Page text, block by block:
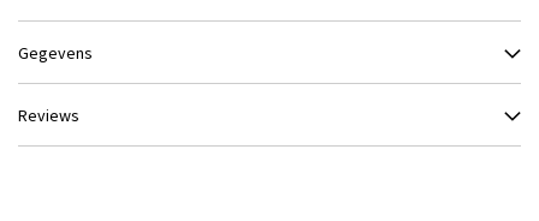
Gegevens
Reviews